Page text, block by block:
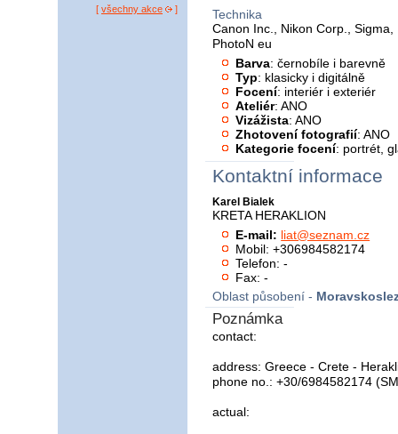
[ všechny akce ]
Technika
Canon Inc., Nikon Corp., Sigma,
PhotoN eu
Barva: černobíle i barevně
Typ: klasicky i digitálně
Focení: interiér i exteriér
Ateliér: ANO
Vizážista: ANO
Zhotovení fotografií: ANO
Kategorie focení: portrét,
Kontaktní informace
Karel Bialek
KRETA HERAKLION
E-mail: liat@seznam.cz
Mobil: +306984582174
Telefon: -
Fax: -
Oblast působení -
Poznámka
contact:
address: Greece - Crete -
phone no.: +30/6984582174
actual: